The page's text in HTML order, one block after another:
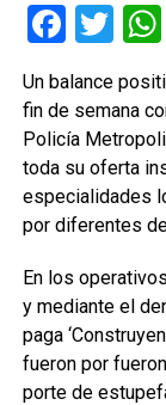
Un balance
fin de semana
Policía
toda su oferta
especialidades
por diferentes
En los
y mediante el
paga
fueron por
porte de